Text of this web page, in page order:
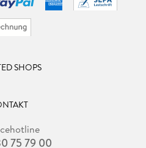
SHOPS
75 79 00